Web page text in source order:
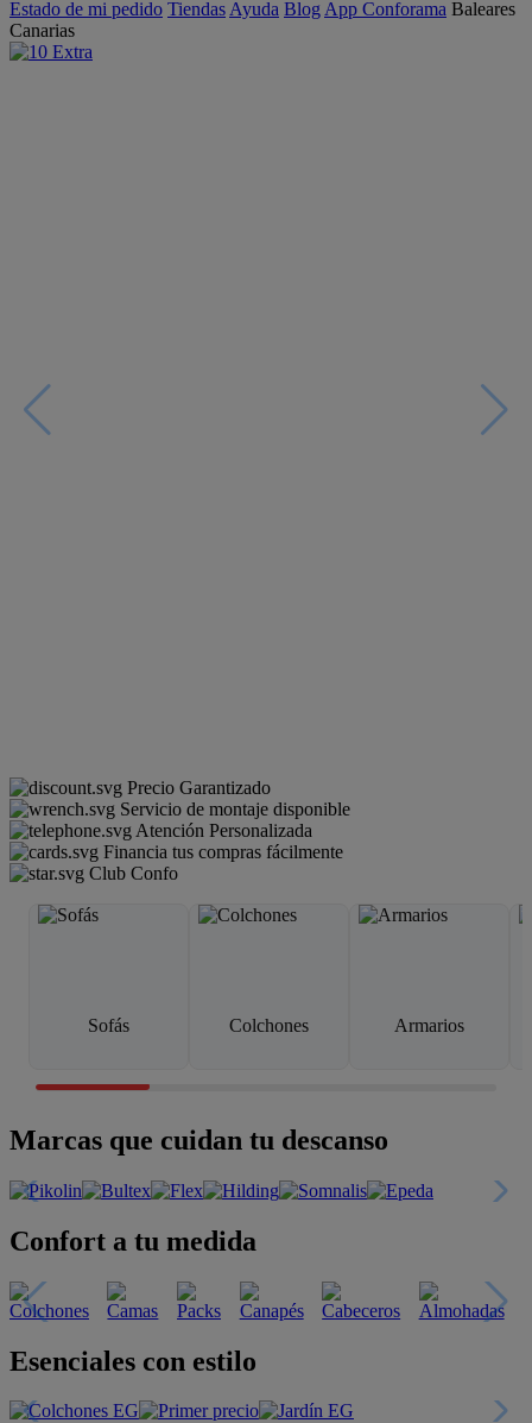
Estado de mi pedido Tiendas Ayuda Blog App Conforama Baleares
Canarias
Precio Garantizado
Servicio de montaje disponible
Atención Personalizada
Financia tus compras fácilmente
Club Confo
Sofás Colchones Armarios
Marcas que cuidan tu descanso
Confort a tu medida
Esenciales con estilo